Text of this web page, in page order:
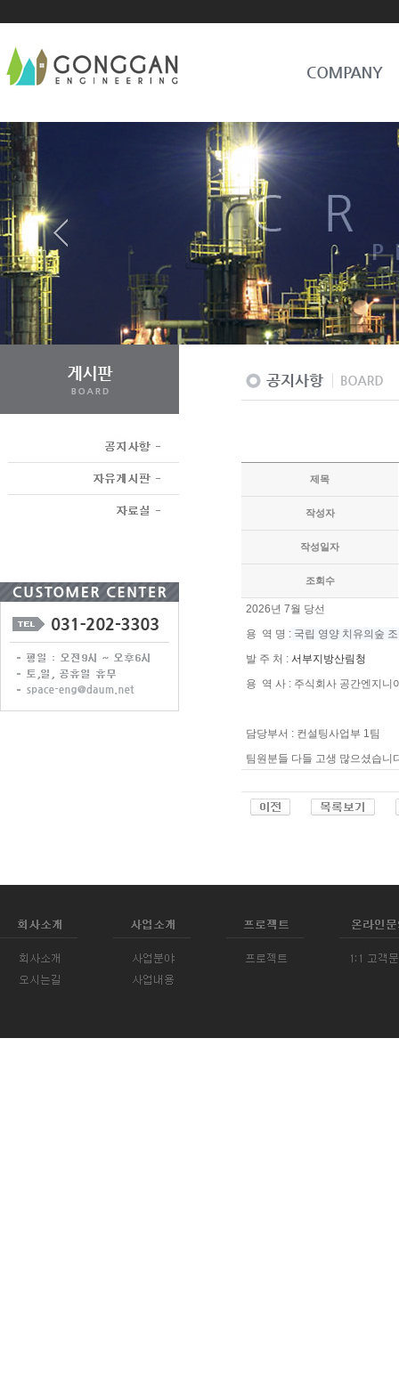
제목
작성자
작성일자
조회수
2026년 7월 당선
용 역 명 : 국립 영양 치유의숲
발 주 처 : 서부지방산림청
용 역 사 : 주식회사 공간엔지니
담당부서 : 컨설팅사업부 1팀
팀원분들 다들 고생 많으셨습니